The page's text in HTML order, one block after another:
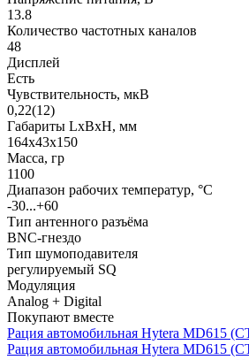
13.8
Количество частотных каналов
48
Дисплей
Есть
Чувствительность, мкВ
0,22(12)
Габариты LхBхН, мм
164х43х150
Масса, гр
1100
Диапазон рабочих температур, °С
-30...+60
Тип антенного разъёма
BNC-гнездо
Тип шумоподавителя
регулируемый SQ
Модуляция
Analog + Digital
Покупают вместе
Рация автомобильная Hytera MD615
Рация автомобильная Hytera MD615